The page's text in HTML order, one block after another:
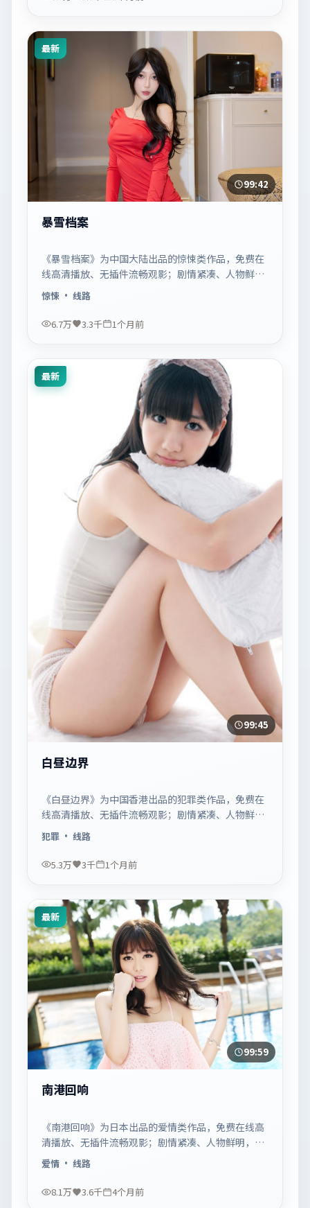
最新
99:42
暴雪档案
《暴雪档案》为中国大陆出品的惊悚类作品，免费在
线高清播放、无插件流畅观影；剧情紧凑、人物鲜
明，适合休闲一口气追看。
惊悚 · 线路
6.7万 3.3千 1个月前
最新
99:45
白昼边界
《白昼边界》为中国香港出品的犯罪类作品，免费在
线高清播放、无插件流畅观影；剧情紧凑、人物鲜
明，适合休闲一口气追看。
犯罪· 线路
5.3万 3千 1个月前
最新
99:59
南港回响
《南港回响》为日本出品的爱情类作品，免费在线高
清播放、无插件流畅观影；剧情紧凑、人物鲜明，适
合休闲一口气追看。
爱情· 线路
8.1万 3.6千 4个月前